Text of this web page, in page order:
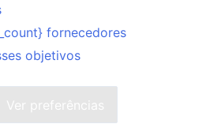
fornecedores
objetivos
Ver preferências